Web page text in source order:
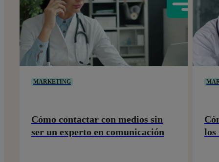
MARKETING
Cómo contactar con medios sin
ser un experto en comunicación
los